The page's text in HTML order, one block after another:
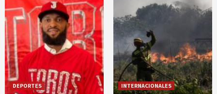
DEPORTES INTERNACIONALES